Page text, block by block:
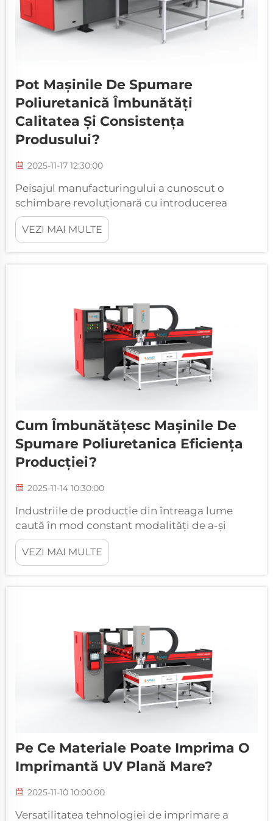
Pot Mașinile De Spumare
Poliuretanică Îmbunătăți
Calitatea Și Consistența
Produsului?
2025-11-17 12:30:00
Peisajul manufacturingului a cunoscut o
schimbare revoluționară cu introducerea
mașinilor avansate de spumare poliuretanică,
care promit niveluri fără precedent de calitate
și consistență a produselor. Aceste sisteme
VEZI MAI MULTE
Cum Îmbunătățesc Mașinile De
Spumare Poliuretanica Eficiența
Producției?
2025-11-14 10:30:00
Industriile de producție din întreaga lume
caută în mod constant modalități de a-și
îmbunătăți eficiența producției, păstrând în
același timp standardele de calitate. Printre
cele mai semnificative realizări tehnologice în
VEZI MAI MULTE
Pe Ce Materiale Poate Imprima O
Imprimantă UV Plană Mare?
2025-11-10 10:00:00
Versatilitatea tehnologiei de imprimare a